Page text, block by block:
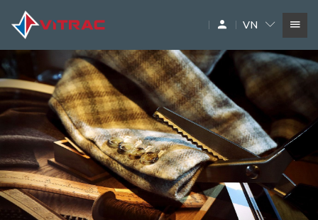
SIÊU THỊ MÁY XÂY DỰNG
THƯƠNG HIỆU
DỊCH VỤ
PHỤ TÙNG
VN